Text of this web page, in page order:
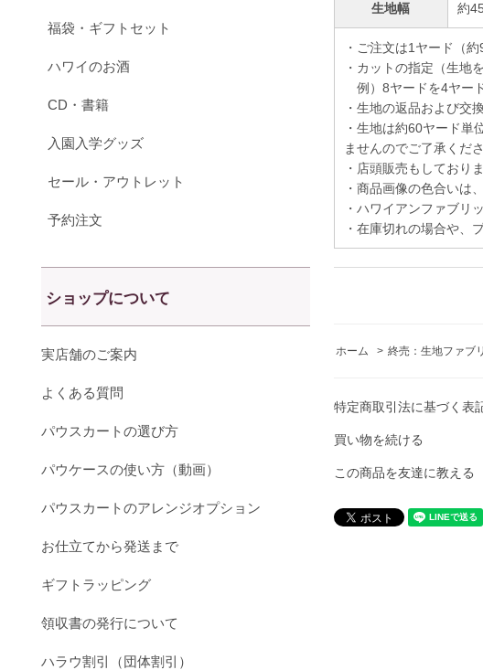
生地幅 約
・ご注文は1ヤード（
・カットの指定（生地
例）8ヤードを4ヤー
・生地の返品および交
・生地は約60ヤード単
ませんのでご了承くださ
・店頭販売もしており
・商品画像の色合いは
・ハワイアンファブリ
・在庫切れの場合や、
ホーム > 終売：生地ファブ
特定商取引法に基づく表
買い物を続ける
この商品を友達に教える
福袋・ギフトセット
ハワイのお酒
CD・書籍
入園入学グッズ
セール・アウトレット
予約注文
ショップについて
実店舗のご案内
よくある質問
パウスカートの選び方
パウケースの使い方（動画）
パウスカートのアレンジオプション
お仕立てから発送まで
ギフトラッピング
領収書の発行について
ハラウ割引（団体割引）